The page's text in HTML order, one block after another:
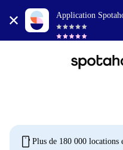
Application
mobile Plus de 180 000 locations